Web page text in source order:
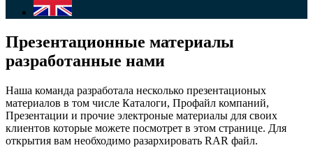
Презентационные материалы
разработанные нами
Наша команда разработала несколько презентационых
материалов в том числе Каталоги, Профайл компаний,
Презентации и прочие электроные материалы для своих
клиентов которые можете посмотрет в этом странице. Для
открытия вам необходимо разархировать RAR файл.